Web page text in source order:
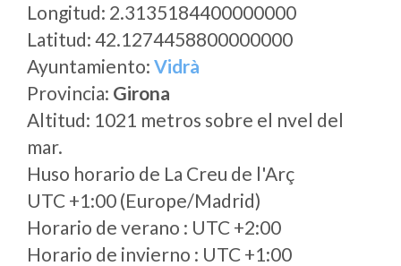
Longitud: 2.3135184400000000
Latitud: 42.1274458800000000
Ayuntamiento: Vidrà
Provincia: Girona
Altitud: 1021 metros sobre el nvel del
mar.
Huso horario de La Creu de l'Arç
UTC +1:00 (Europe/Madrid)
Horario de verano : UTC +2:00
Horario de invierno : UTC +1:00